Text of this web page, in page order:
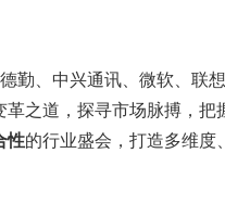
勤、中兴通讯、微软、联
革之道，探寻市场脉搏，把
性的行业盛会，打造多维度